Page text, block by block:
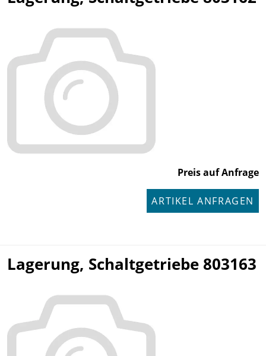
Preis auf Anfrage
ARTIKEL ANFRAGEN
Lagerung, Schaltgetriebe 803163